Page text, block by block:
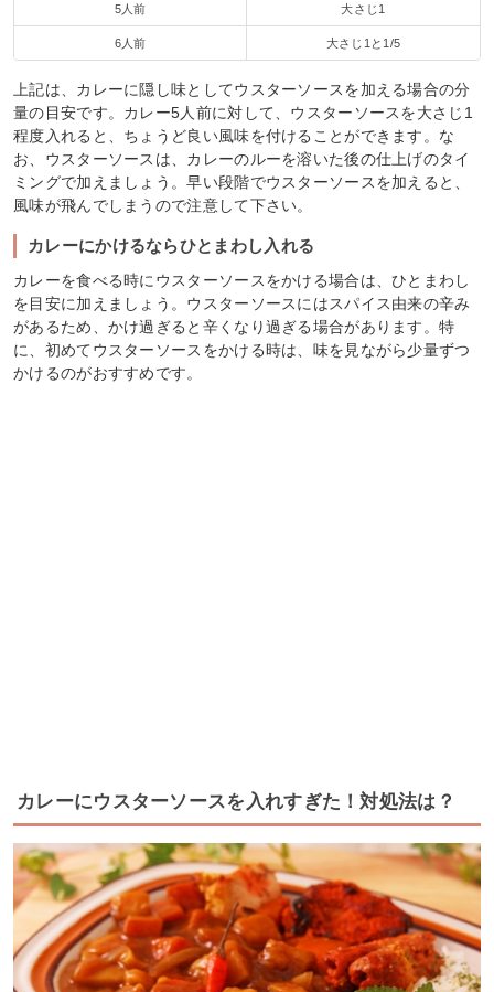
5人前 大さじ1
6人前 大さじ1と1/5
上記は、カレーに隠し味としてウスターソースを加える場合の分
量の目安です。カレー5人前に対して、ウスターソースを大さじ1
程度入れると、ちょうど良い風味を付けることができます。な
お、ウスターソースは、カレーのルーを溶いた後の仕上げのタイ
ミングで加えましょう。早い段階でウスターソースを加えると、
風味が飛んでしまうので注意して下さい。
カレーにかけるならひとまわし入れる
カレーを食べる時にウスターソースをかける場合は、ひとまわし
を目安に加えましょう。ウスターソースにはスパイス由来の辛み
があるため、かけ過ぎると辛くなり過ぎる場合があります。特
に、初めてウスターソースをかける時は、味を見ながら少量ずつ
かけるのがおすすめです。
カレーにウスターソースを入れすぎた！対処法は？